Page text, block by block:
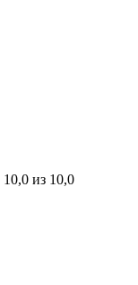
10,0 из 10,0